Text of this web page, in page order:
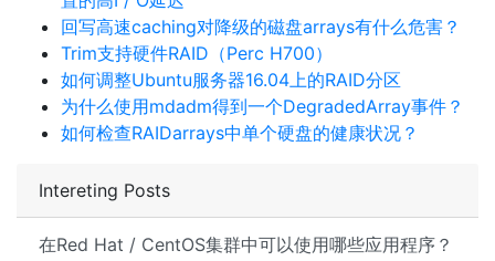
Intereting Posts
在Red Hat / CentOS集群中可以使用哪些应用程序？
回写高速caching对降级的磁盘arrays有什么危害？
Trim支持硬件RAID（Perc H700）
如何调整Ubuntu服务器16.04上的RAID分区
为什么使用mdadm得到一个DegradedArray事件？
如何检查RAIDarrays中单个硬盘的健康状况？